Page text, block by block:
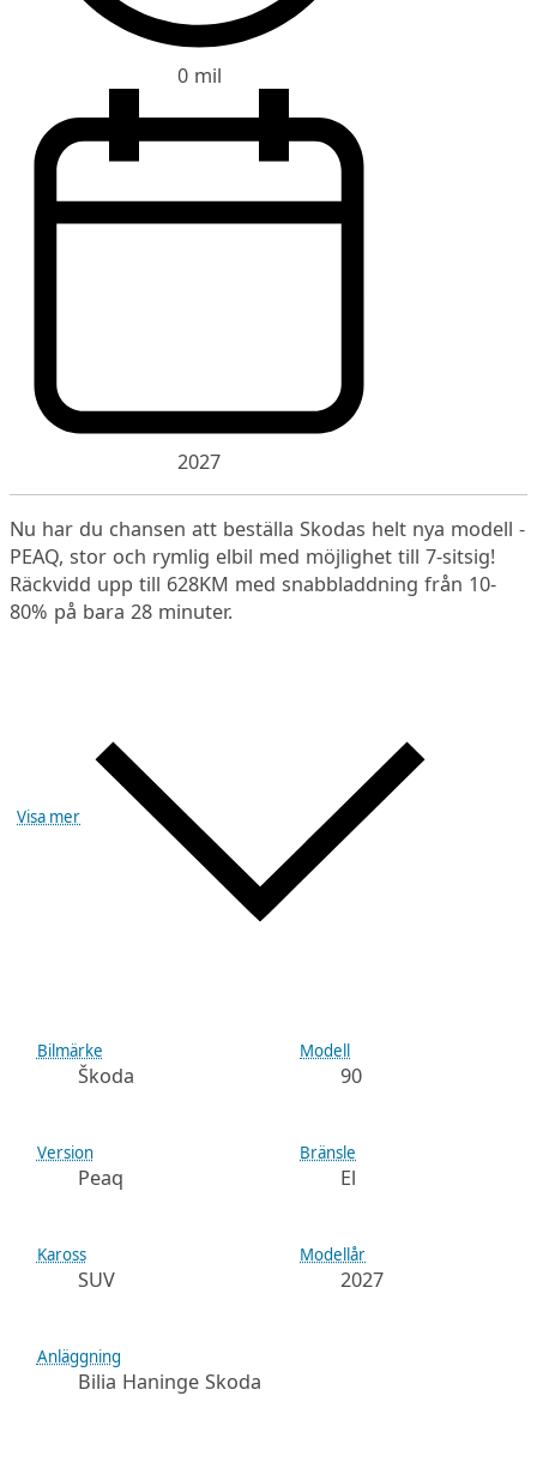
0 mil
2027
Nu har du chansen att beställa Skodas helt nya modell -
PEAQ, stor och rymlig elbil med möjlighet till 7-sitsig!
Räckvidd upp till 628KM med snabbladdning från 10-
80% på bara 28 minuter.
Visa mer
Bilmärke
Škoda
Modell
90
Version
Peaq
Bränsle
El
Kaross
SUV
Modellår
2027
Anläggning
Bilia Haninge Skoda